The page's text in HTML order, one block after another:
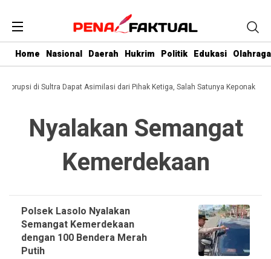
Home Nasional Daerah Hukrim Politik Edukasi Olahraga
Korupsi di Sultra Dapat Asimilasi dari Pihak Ketiga, Salah Satunya Keponakan
Nyalakan Semangat
Kemerdekaan
Polsek Lasolo Nyalakan
Semangat Kemerdekaan
dengan 100 Bendera Merah
Putih